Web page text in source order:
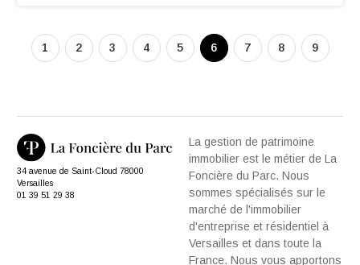
1 2 3 4 5 6 7 8 9
34 avenue de Saint-Cloud 78000
Versailles
01 39 51 29 38
La gestion de patrimoine
immobilier est le métier de La
Foncière du Parc. Nous
sommes spécialisés sur le
marché de l'immobilier
d'entreprise et résidentiel à
Versailles et dans toute la
France. Nous vous apportons